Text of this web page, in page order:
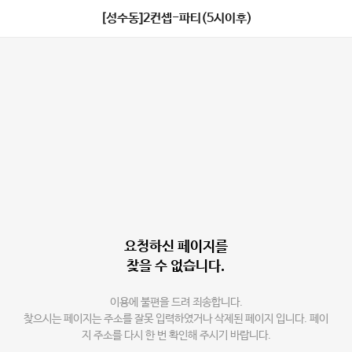
[성수동]2컨셉-파티(5시이후)
요청하신 페이지를
찾을 수 없습니다.
이용에 불편을 드려 죄송합니다.
찾으시는 페이지는 주소를 잘못 입력하였거나 삭제된 페이지 입니다. 페이
지 주소를 다시 한 번 확인해 주시기 바랍니다.